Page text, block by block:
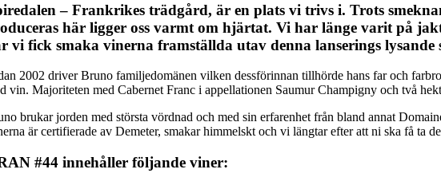
– Frankrikes trädgård, är en plats vi trivs i. Trots
här ligger oss varmt om hjärtat. Vi har länge varit på
vi fick smaka vinerna framställda utav denna lanserings
2002 driver Bruno familjedomänen vilken dessförinnan tillhörde hans far och
vin. Majoriteten med Cabernet Franc i appellationen Saumur Champigny och två
brukar jorden med största vördnad och med sin erfarenhet från bland annat
är certifierade av Demeter, smakar himmelskt och vi längtar efter att ni ska få ta
#44 innehåller följande viner: